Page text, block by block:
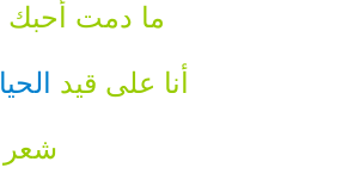
ما دمت أحبك
أنا على قيد
شعر